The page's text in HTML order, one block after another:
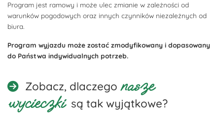
Program jest ramowy i może ulec zmianie w zależności od
warunków pogodowych oraz innych czynników niezależnych od
biura.
Program wyjazdu może zostać zmodyfikowany i dopasowany
do Państwa indywidualnych potrzeb.
Zobacz, dlaczego nasze
wycieczki są tak wyjątkowe?